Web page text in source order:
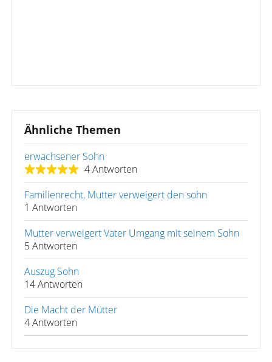
Ähnliche Themen
erwachsener Sohn
4 Antworten
Familienrecht, Mutter verweigert den sohn
1 Antworten
Mutter verweigert Vater Umgang mit seinem Sohn
5 Antworten
Auszug Sohn
14 Antworten
Die Macht der Mütter
4 Antworten